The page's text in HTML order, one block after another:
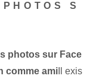
S
photos sur Face
comme ami Il exis